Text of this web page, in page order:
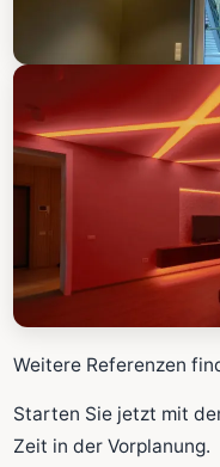
Weitere Referenzen
Starten Sie jetzt mit
Zeit in der Vorplanung.